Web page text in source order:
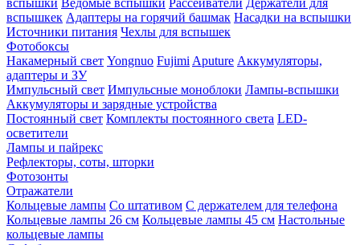
вспышки Ведомые вспышки Рассеиватели Держатели для
вспышкек Адаптеры на горячий башмак Насадки на вспышки
Источники питания Чехлы для вспышек
Фотобоксы
Накамерный свет Yongnuo Fujimi Aputure Аккумуляторы,
адаптеры и ЗУ
Импульсный свет Импульсные моноблоки Лампы-вспышки
Аккумуляторы и зарядные устройства
Постоянный свет Комплекты постоянного света LED-
осветители
Лампы и пайрекс
Рефлекторы, соты, шторки
Фотозонты
Отражатели
Кольцевые лампы Со штативом С держателем для телефона
Кольцевые лампы 26 см Кольцевые лампы 45 см Настольные
кольцевые лампы